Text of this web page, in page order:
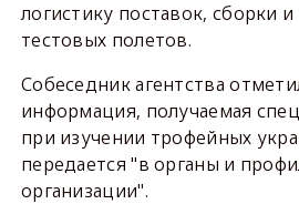
логистику поставок, сборки
тестовых полетов.
Собеседник агентства
информация, получаемая
при изучении трофейных
передается "в органы и
организации".